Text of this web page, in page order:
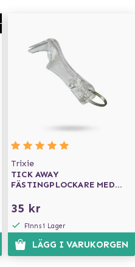
Trixie
TICK AWAY
FÄSTINGPLOCKARE MED
35 kr
Finns i Lager
LÄGG I VARUKORGEN